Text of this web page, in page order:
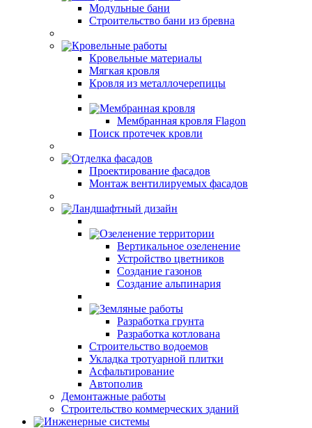
Модульные бани
Строительство бани из бревна
Кровельные работы
Кровельные материалы
Мягкая кровля
Кровля из металлочерепицы
Мембранная кровля
Мембранная кровля Flagon
Поиск протечек кровли
Отделка фасадов
Проектирование фасадов
Монтаж вентилируемых фасадов
Ландшафтный дизайн
Озеленение территории
Вертикальное озеленение
Устройство цветников
Создание газонов
Создание альпинария
Земляные работы
Разработка грунта
Разработка котлована
Строительство водоемов
Укладка тротуарной плитки
Асфальтирование
Автополив
Демонтажные работы
Строительство коммерческих зданий
Инженерные системы